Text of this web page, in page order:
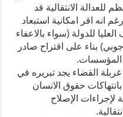
للعدالة الانتقالية قد
انه اقر امكانية استبعاد
للدولة (سواء بالاعفاء
بناء على اقتراح صادر
المؤسسات.
القضاء يجد تبريره في
حقوق الانسان
الإصلاح